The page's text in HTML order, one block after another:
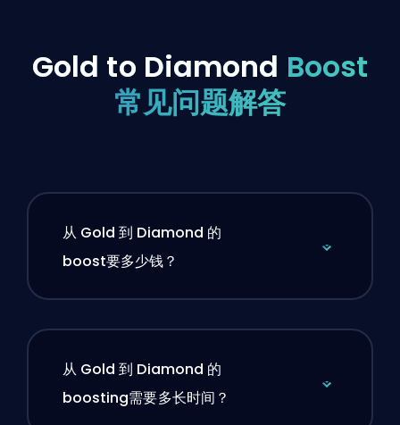
Gold to Diamond Boost
常见问题解答
从 Gold 到 Diamond 的
boost要多少钱？
从 Gold 到 Diamond 的
boosting需要多长时间？